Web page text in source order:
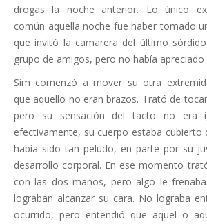
drogas la noche anterior. Lo único
común aquella noche fue haber tomado
que invitó la camarera del último
grupo de amigos, pero no había
Sim comenzó a mover su otra
que aquello no eran brazos. Trató de
pero su sensación del tacto no era
efectivamente, su cuerpo estaba cubierto
había sido tan peludo, en parte por su
desarrollo corporal. En ese momento
con las dos manos, pero algo le
lograban alcanzar su cara. No lograba
ocurrido, pero entendió que aquel o